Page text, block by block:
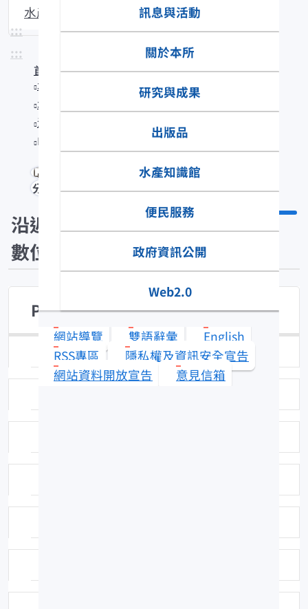
訊息與活動
關於本所
研究與成果
出版品
水產知識館
便民服務
政府資訊公開
Web2.0
網站導覽 雙語辭彙
English
RSS專區
隱私權及資訊安全宣告
網站資料開放宣告
意見信箱
:::
水產生物圖說
:::
首頁
水產知識館
水產數位典藏
沿近海標本數位典藏
Pelates quadrilineatus
分享
沿近海標本
數位典藏
Pelates quadrilineatus
日期：96-02-07